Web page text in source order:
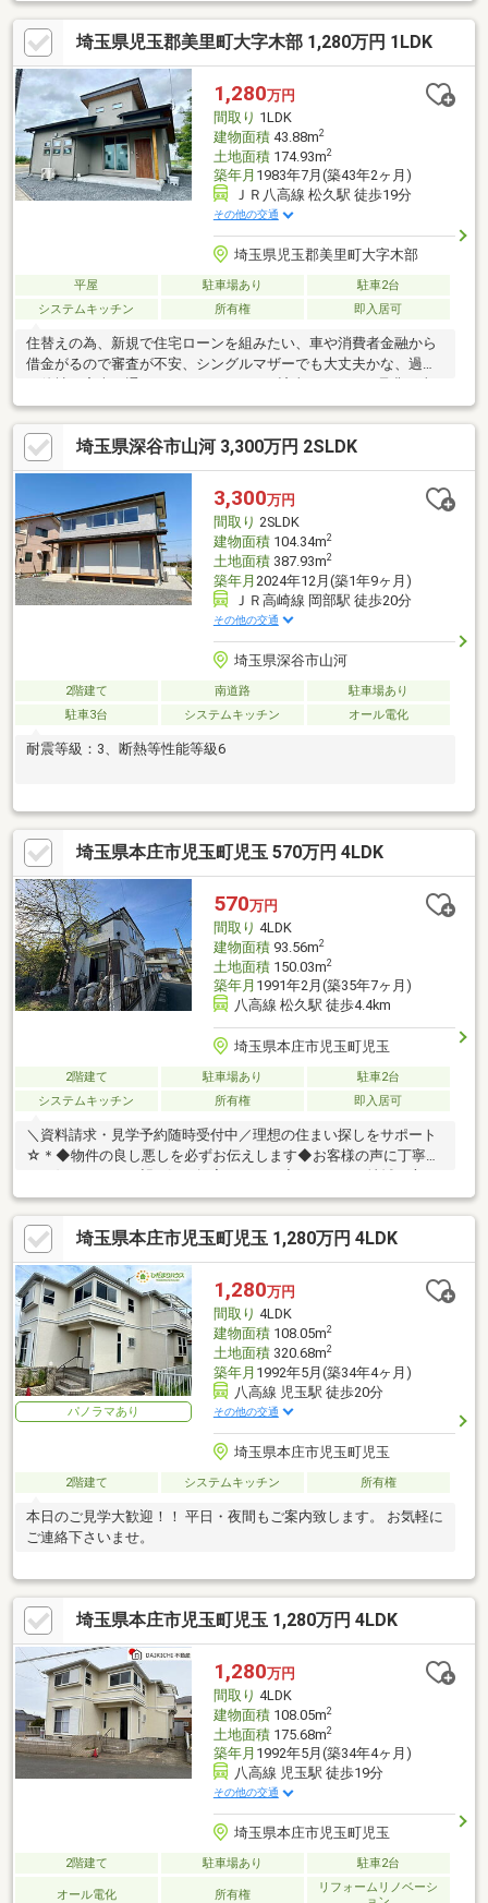
埼玉県児玉郡美里町大字木部 1,280万円 1LDK
1,280万円
間取り 1LDK
建物面積43.88m2
土地面積174.93m2
築年月 1983年7月(築43年2ヶ月)
ＪＲ八高線 松久駅 徒歩19分
その他の交通
埼玉県児玉郡美里町大字木部
平屋 駐車場あり
駐車2台
システムキッチン
所有権 即入居可
住替えの為、新規で住宅ローンを組みたい、車や消費者金融から
借金がるので審査が不安、シングルマザーでも大丈夫かな、過去
社までご相談ください！
埼玉県深谷市山河 3,300万円 2SLDK
3,300万円
間取り 2SLDK
建物面積104.34m2
土地面積387.93m2
築年月 2024年12月(築1年9ヶ月)
ＪＲ高崎線 岡部駅 徒歩20分
その他の交通
埼玉県深谷市山河
2階建て 南道路
駐車場あり
駐車3台
システムキッチン オール電化
耐震等級：3、断熱等性能等級6
埼玉県本庄市児玉町児玉 570万円 4LDK
570万円
間取り 4LDK
建物面積93.56m2
土地面積150.03m2
築年月 1991年2月(築35年7ヶ月)
八高線 松久駅 徒歩4.4km
埼玉県本庄市児玉町児玉
2階建て 駐車場あり
駐車2台
システムキッチン
所有権 即入居可
＼資料請求・見学予約随時受付中／理想の住まい探しをサポート
☆＊◆物件の良し悪しを必ずお伝えします◆お客様の声に丁寧に
愛される企業を目指します！
埼玉県本庄市児玉町児玉 1,280万円 4LDK
パノラマあり
1,280万円
間取り 4LDK
建物面積108.05m2
土地面積320.68m2
築年月 1992年5月(築34年4ヶ月)
八高線 児玉駅 徒歩20分
その他の交通
埼玉県本庄市児玉町児玉
2階建て システムキッチン 所有権
本日のご見学大歓迎！！ 平日・夜間もご案内致します。 お気軽に
ご連絡下さいませ。
埼玉県本庄市児玉町児玉 1,280万円 4LDK
1,280万円
間取り 4LDK
建物面積108.05m2
土地面積175.68m2
築年月 1992年5月(築34年4ヶ月)
八高線 児玉駅 徒歩19分
その他の交通
埼玉県本庄市児玉町児玉
2階建て 駐車場あり 駐車2台
オール電化 所有権
リフォームリノベーシ